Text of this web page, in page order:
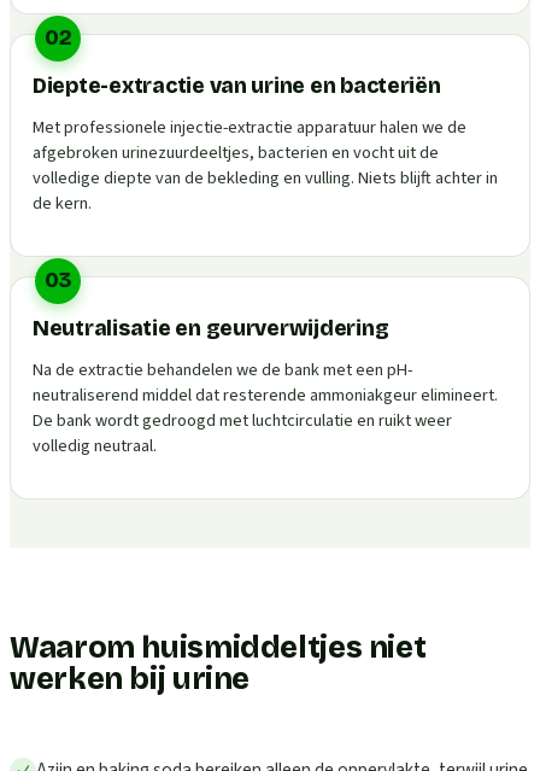
02
Diepte-extractie van urine en bacteriën
Met professionele injectie-extractie apparatuur halen we de
afgebroken urinezuurdeeltjes, bacterien en vocht uit de
volledige diepte van de bekleding en vulling. Niets blijft achter in
de kern.
03
Neutralisatie en geurverwijdering
Na de extractie behandelen we de bank met een pH-
neutraliserend middel dat resterende ammoniakgeur elimineert.
De bank wordt gedroogd met luchtcirculatie en ruikt weer
volledig neutraal.
Waarom huismiddeltjes niet
werken bij urine